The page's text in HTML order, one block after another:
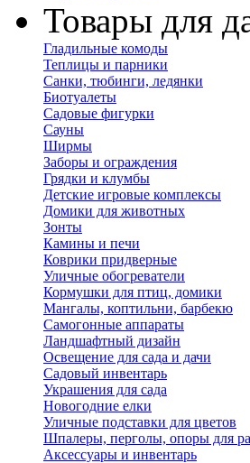
Товары для
Гладильные комоды
Теплицы и парники
Санки, тюбинги, ледянки
Биотуалеты
Садовые фигурки
Сауны
Ширмы
Заборы и ограждения
Грядки и клумбы
Детские игровые комплексы
Домики для животных
Зонты
Камины и печи
Коврики придверные
Уличные обогреватели
Кормушки для птиц, домики
Мангалы, коптильни, барбекю
Самогонные аппараты
Ландшафтный дизайн
Освещение для сада и дачи
Садовый инвентарь
Украшения для сада
Новогодние елки
Уличные подставки для цветов
Шпалеры, перголы, опоры для
Аксессуары и инвентарь